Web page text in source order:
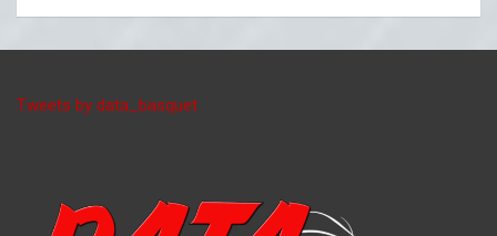
Tweets by data_basquet